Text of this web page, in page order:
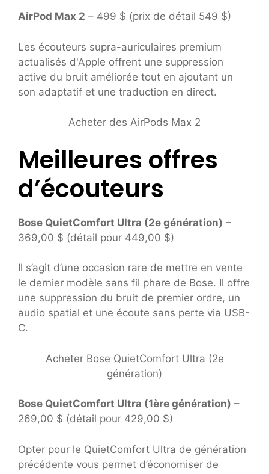
AirPod Max 2 – 499 $ (prix de détail 549 $)
Les écouteurs supra-auriculaires premium
actualisés d'Apple offrent une suppression
active du bruit améliorée tout en ajoutant un
son adaptatif et une traduction en direct.
Acheter des AirPods Max 2
Meilleures offres
d’écouteurs
Bose QuietComfort Ultra (2e génération) –
369,00 $ (détail pour 449,00 $)
Il s’agit d’une occasion rare de mettre en vente
le dernier modèle sans fil phare de Bose. Il offre
une suppression du bruit de premier ordre, un
audio spatial et une écoute sans perte via USB-
C.
Acheter Bose QuietComfort Ultra (2e
génération)
Bose QuietComfort Ultra (1ère génération) –
269,00 $ (détail pour 429,00 $)
Opter pour le QuietComfort Ultra de génération
précédente vous permet d’économiser de